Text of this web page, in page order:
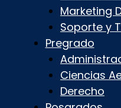
Marketing
Soporte y
Pregrado
Ciencias
Derecho